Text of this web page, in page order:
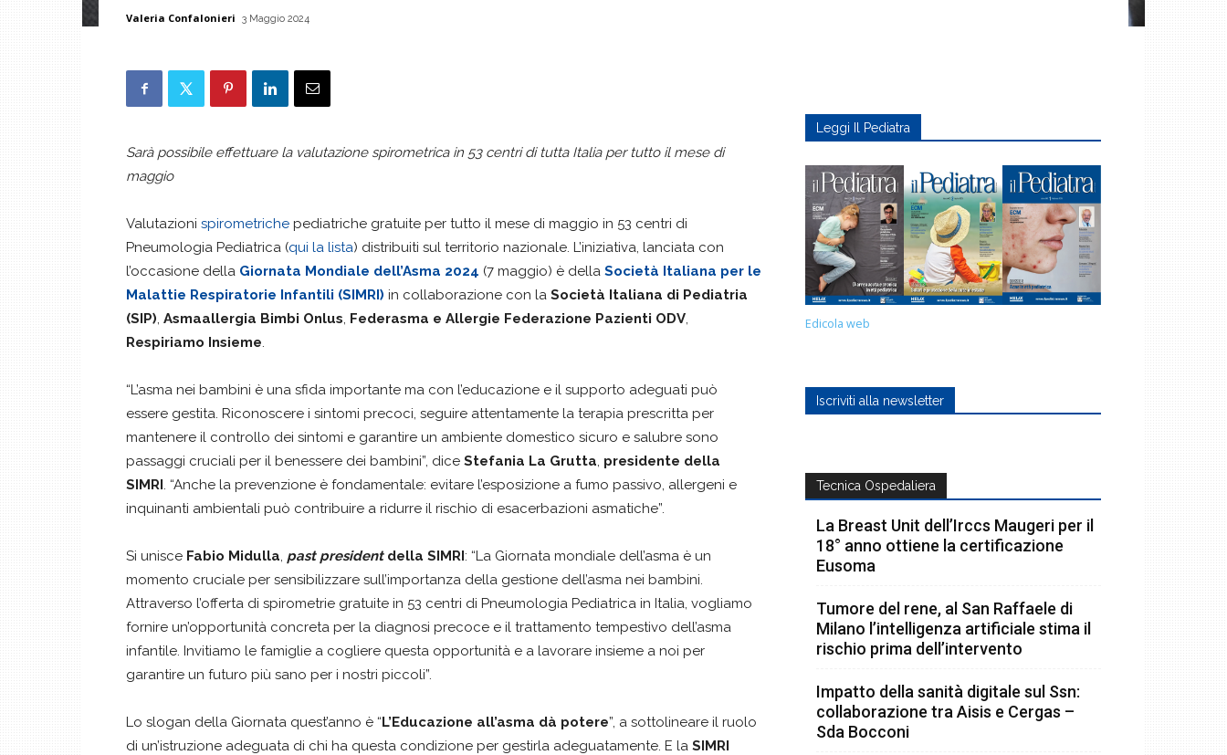
Valeria Confalonieri 3 Maggio 2024
Sarà possibile effettuare la valutazione spirometrica in 53 centri di tutta Italia per tutto il mese di
maggio
Valutazioni spirometriche pediatriche gratuite per tutto il mese di maggio in 53 centri di
Pneumologia Pediatrica (qui la lista) distribuiti sul territorio nazionale. L’iniziativa, lanciata con
l’occasione della Giornata Mondiale dell’Asma 2024 (7 maggio) è della Società Italiana per le
Malattie Respiratorie Infantili (SIMRI) in collaborazione con la Società Italiana di Pediatria
(SIP), Asmaallergia Bimbi Onlus, Federasma e Allergie Federazione Pazienti ODV,
Respiriamo Insieme.
“L’asma nei bambini è una sfida importante ma con l’educazione e il supporto adeguati può
essere gestita. Riconoscere i sintomi precoci, seguire attentamente la terapia prescritta per
mantenere il controllo dei sintomi e garantire un ambiente domestico sicuro e salubre sono
passaggi cruciali per il benessere dei bambini”, dice Stefania La Grutta, presidente della
SIMRI. “Anche la prevenzione è fondamentale: evitare l’esposizione a fumo passivo, allergeni e
inquinanti ambientali può contribuire a ridurre il rischio di esacerbazioni asmatiche”.
Si unisce Fabio Midulla, past presidentdella SIMRI: “La Giornata mondiale dell’asma è un
momento cruciale per sensibilizzare sull’importanza della gestione dell’asma nei bambini.
Attraverso l’offerta di spirometrie gratuite in 53 centri di Pneumologia Pediatrica in Italia, vogliamo
fornire un’opportunità concreta per la diagnosi precoce e il trattamento tempestivo dell’asma
infantile. Invitiamo le famiglie a cogliere questa opportunità e a lavorare insieme a noi per
garantire un futuro più sano per i nostri piccoli”.
Lo slogan della Giornata quest’anno è “L’Educazione all’asma dà potere”, a sottolineare il ruolo
di un’istruzione adeguata di chi ha questa condizione per gestirla adeguatamente. E la SIMRI
Leggi Il Pediatra
Edicola web
Iscriviti alla newsletter
Tecnica Ospedaliera
La Breast Unit dell’Irccs Maugeri per il
18° anno ottiene la certificazione
Eusoma
Tumore del rene, al San Raffaele di
Milano l’intelligenza artificiale stima il
rischio prima dell’intervento
Impatto della sanità digitale sul Ssn:
collaborazione tra Aisis e Cergas –
Sda Bocconi